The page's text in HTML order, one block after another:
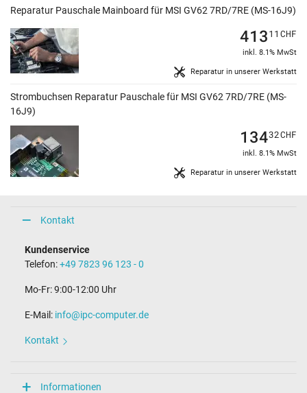
Reparatur Pauschale Mainboard für MSI GV62 7RD/7RE (MS-16J9)
Reparatur in unserer Werkstatt
41311 CHF
inkl. 8.1% MwSt
Strombuchsen Reparatur Pauschale für MSI GV62 7RD/7RE (MS-
16J9)
Reparatur in unserer Werkstatt
13432CHF
inkl. 8.1% MwSt
Kontakt
Kundenservice
Telefon:+49 7823 96 123 - 0
Mo-Fr: 9:00-12:00 Uhr
E-Mail: info@ipc-computer.de
Kontakt
Informationen